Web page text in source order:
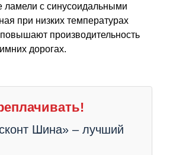
ламели с синусоидальными
при низких температурах
производительность
дорогах.
Шина» – лучший